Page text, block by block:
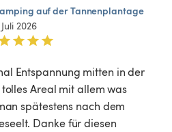
aufderTannenplantage
Juli 2026
Entspannung mitten in der
Areal mit allem was
spätestens nach dem
Danke für diesen